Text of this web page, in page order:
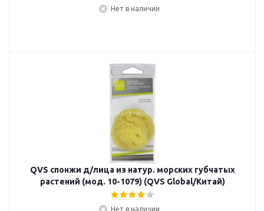
Нет в наличии
QVS спонжи д/лица из натур. морских губчатых
растений (мод. 10-1079) (QVS Global/Китай)
Нет в наличии